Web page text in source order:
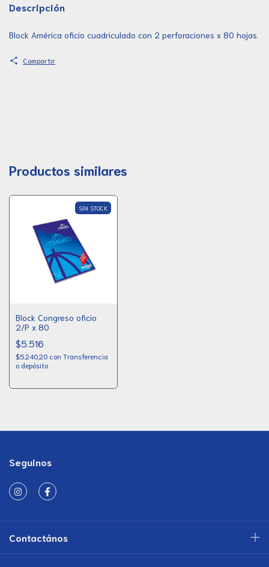
Descripción
Block América oficio cuadriculado con 2 perforaciones x 80 hojas.
Compartir
Productos similares
SIN STOCK
Block Congreso oficio
2/P x 80
$5.516
$5.240,20 con Transferencia
o depósito
Seguinos
Contactános